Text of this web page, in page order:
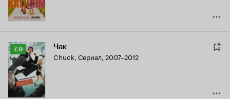
Рейтинг
Кинопоиска
7.9
7.9 Чак
Chuck, Сериал, 2007–2012